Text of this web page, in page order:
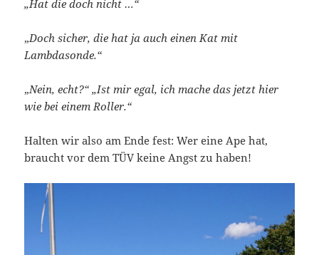
„Hat die doch nicht …“
„Doch sicher, die hat ja auch einen Kat mit
Lambdasonde.“
„Nein, echt?“ „Ist mir egal, ich mache das jetzt hier
wie bei einem Roller.“
Halten wir also am Ende fest: Wer eine Ape hat,
braucht vor dem TÜV keine Angst zu haben!